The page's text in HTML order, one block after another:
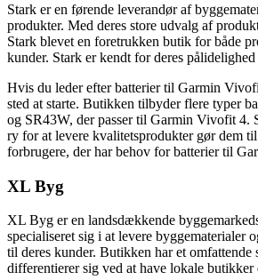
Stark er en førende leverandør af
produkter. Med deres store udvalg af
Stark blevet en foretrukken butik for både
kunder. Stark er kendt for deres
Hvis du leder efter batterier til Garmin
sted at starte. Butikken tilbyder flere typer
og SR43W, der passer til Garmin Vivofit 4.
ry for at levere kvalitetsprodukter gør dem
forbrugere, der har behov for batterier til
XL Byg
XL Byg er en landsdækkende
specialiseret sig i at levere byggematerialer
til deres kunder. Butikken har et omfattende
differentierer sig ved at have lokale butikker